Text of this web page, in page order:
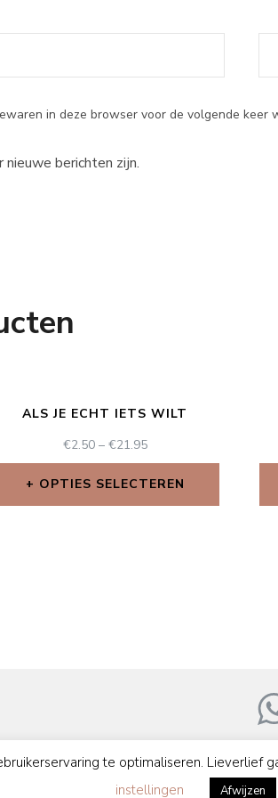
in deze browser voor de volgende keer
berichten zijn.
ALS JE ECHT IETS WILT
€2.50– €21.95
OPTIES SELECTEREN
te optimaliseren. Lieverlief
instellingen
Afwijzen